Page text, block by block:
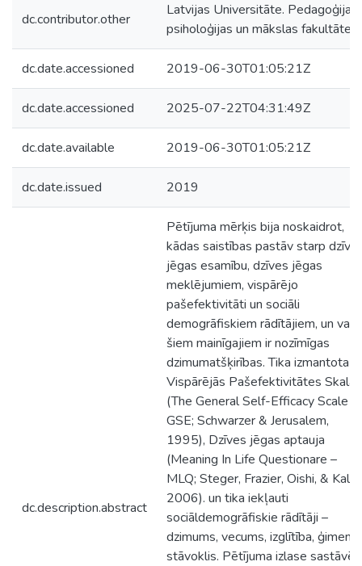
dc.contributor.other
Latvijas Universitāte. Pedagoģijas,
psiholoģijas un mākslas fakultāte
dc.date.accessioned 2019-06-30T01:05:21Z
dc.date.accessioned 2025-07-22T04:31:49Z
dc.date.available 2019-06-30T01:05:21Z
dc.date.issued 2019
dc.description.abstract
Pētījuma mērķis bija noskaidrot,
kādas saistības pastāv starp
jēgas esamību, dzīves jēgas
meklējumiem, vispārējo
pašefektivitāti un sociāli
demogrāfiskiem rādītājiem, un vai
šiem mainīgajiem ir nozīmīgas
dzimumatšķirības. Tika izmantota
Vispārējās Pašefektivitātes Skala
(The General Self-Efficacy Scale –
GSE; Schwarzer & Jerusalem,
1995), Dzīves jēgas aptauja
(Meaning In Life Questionare –
MLQ; Steger, Frazier, Oishi, &
2006). un tika iekļauti
sociāldemogrāfiskie rādītāji –
dzimums, vecums, izglītība,
stāvoklis. Pētījuma izlase